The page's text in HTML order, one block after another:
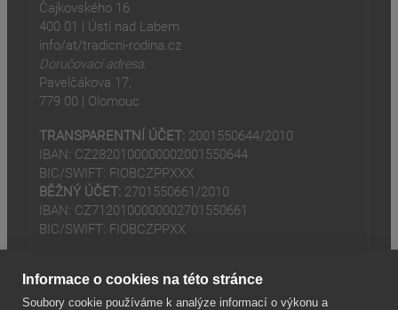
Čajkovského 16
400 01 | Ústí nad Labem
info/at/tradicni-rodina.cz
Doručovací adresa:
Pavelčákova 17,
779 00 | Olomouc
TRANSPARENTNÍ ÚČET: 2001550644/2010
IBAN: CZ2820100000002001550644
BIC/SWIFT: FIOBCZPPXXX
BĚŽNÝ ÚČET: 2701550661/2010
IBAN: CZ7120100000002701550661
BIC/SWIFT: FIOBCZPPXX
Informace o cookies na této stránce
Soubory cookie používáme k analýze informací o výkonu a